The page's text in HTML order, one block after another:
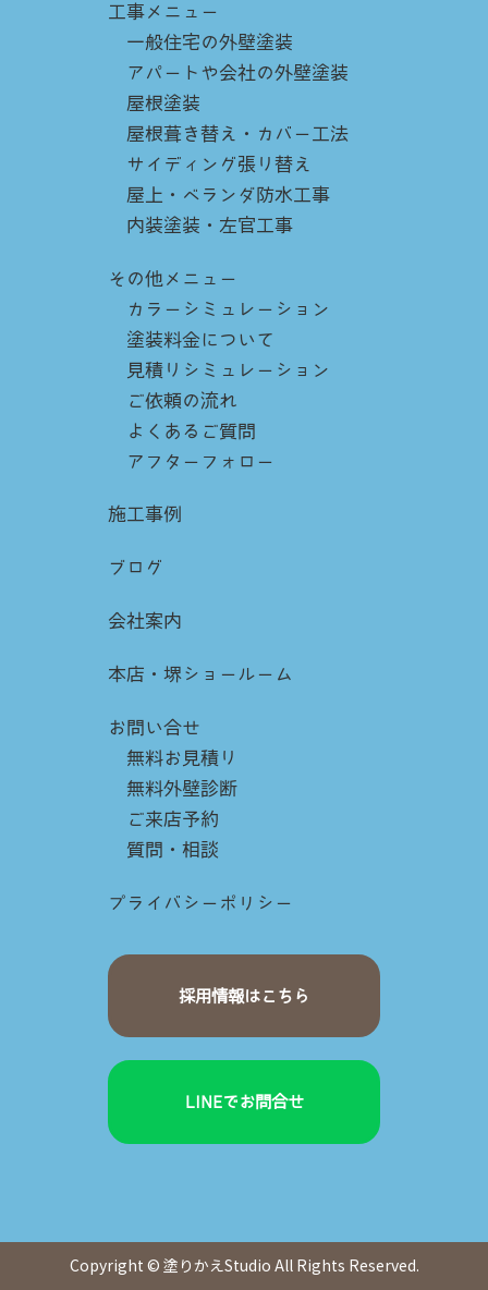
工事メニュー
一般住宅の外壁塗装
アパートや会社の外壁塗装
屋根塗装
屋根葺き替え・カバー工法
サイディング張り替え
屋上・ベランダ防水工事
内装塗装・左官工事
その他メニュー
カラーシミュレーション
塗装料金について
見積りシミュレーション
ご依頼の流れ
よくあるご質問
アフターフォロー
施工事例
ブログ
会社案内
本店・堺ショールーム
お問い合せ
無料お見積り
無料外壁診断
ご来店予約
質問・相談
プライバシーポリシー
採用情報はこちら
LINEでお問合せ
Copyright © 塗りかえStudio All Rights Reserved.